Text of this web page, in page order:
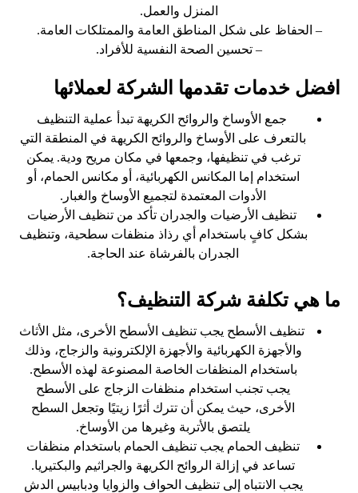
المنزل والعمل.
– الحفاظ على شكل المناطق العامة والممتلكات العامة.
– تحسين الصحة النفسية للأفراد.
افضل خدمات تقدمها الشركة لعملائها
جمع الأوساخ والروائح الكريهة تبدأ عملية التنظيف
بالتعرف على الأوساخ والروائح الكريهة في المنطقة التي
ترغب في تنظيفها، وجمعها في مكان مريح ودية. يمكن
استخدام إما المكانس الكهربائية، أو مكانس الحمام، أو
الأدوات المعتمدة لتجميع الأوساخ والغبار.
تنظيف الأرضيات والجدران تأكد من تنظيف الأرضيات
بشكل كافٍ باستخدام أي رذاذ منظفات سطحية، وتنظيف
الجدران بالفرشاة عند الحاجة.
ما هي تكلفة شركة التنظيف؟
تنظيف الأسطح يجب تنظيف الأسطح الأخرى، مثل الأثاث
والأجهزة الكهربائية والأجهزة الإلكترونية والزجاج، وذلك
باستخدام المنظفات الخاصة المصنوعة لهذه الأسطح.
يجب تجنب استخدام منظفات الزجاج على الأسطح
الأخرى، حيث يمكن أن تترك أثرًا زيتيًا وتجعل السطح
يلتصق بالأتربة وغيرها من الأوساخ.
تنظيف الحمام يجب تنظيف الحمام باستخدام منظفات
تساعد في إزالة الروائح الكريهة والجراثيم والبكتيريا.
يجب الانتباه إلى تنظيف الحواف والزوايا ودبابيس الدش